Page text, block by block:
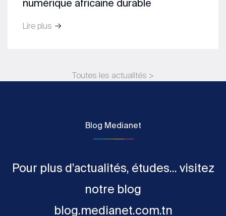
numérique africaine durable
Lire plus
Toutes les actualités >
Blog Medianet
Pour plus d’actualités, études... visitez
notre blog
blog.medianet.com.tn